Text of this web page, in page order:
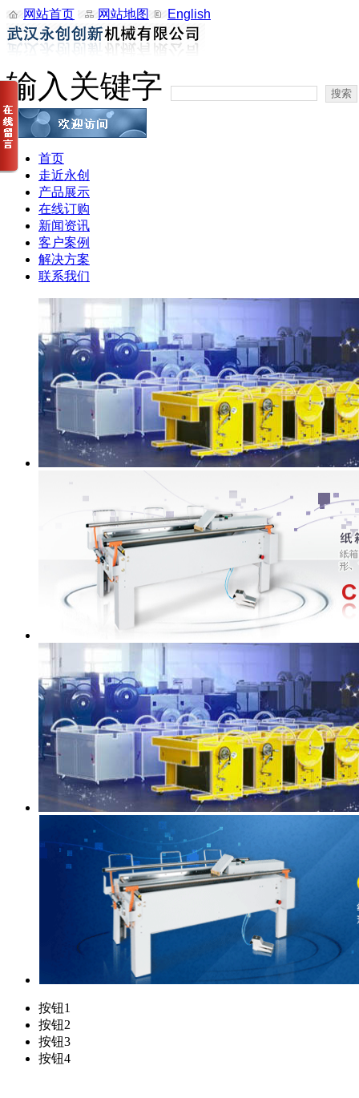
网站首页 网站地图 English
输入关键字
首页
走近永创
产品展示
在线订购
新闻资讯
客户案例
解决方案
联系我们
按钮1
按钮2
按钮3
按钮4